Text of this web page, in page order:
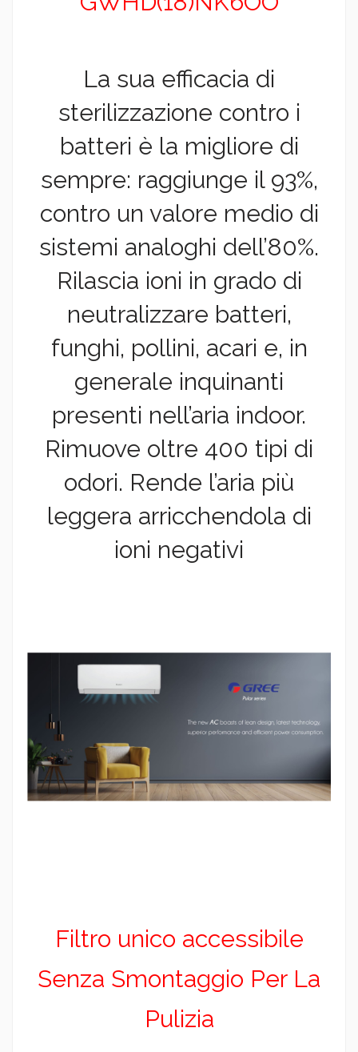
La sua efficacia di
sterilizzazione contro i
batteri è la migliore di
sempre: raggiunge il 93%,
contro un valore medio di
sistemi analoghi dell’80%.
Rilascia ioni in grado di
neutralizzare batteri,
funghi, pollini, acari e, in
generale inquinanti
presenti nell’aria indoor.
Rimuove oltre 400 tipi di
odori. Rende l’aria più
leggera arricchendola di
ioni negativi
Filtro unico accessibile
Senza Smontaggio Per La
Pulizia